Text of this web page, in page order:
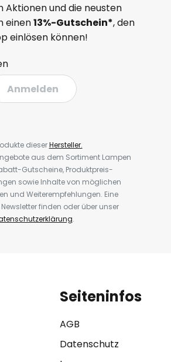
Aktionen und die neusten
einen13%-Gutschein*, den
einlösen können!
Anmelden
dieserHersteller.
aus dem Sortiment Lampen
Gutscheine, Produktpreis-
sowie Inhalte von möglichen
und Weiterempfehlungen. Eine
finden oder über unser
.
Seiteninfos
AGB
Datenschutz